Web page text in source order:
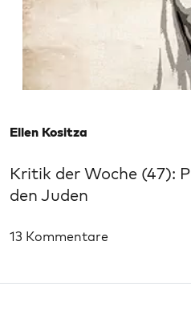
Ellen Kositza
Kritik der Woche (47):
den Juden
13 Kommentare